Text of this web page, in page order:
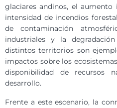
glaciares andinos, el
intensidad de incendios
de contaminación
industriales y la
distintos territorios son
impactos sobre los
disponibilidad de recursos
desarrollo.
Frente a este escenario, la